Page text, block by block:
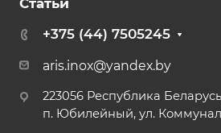
Статьи
+375 (44) 7505245
aris.inox@yandex.by
223056 Республика
п. Юбилейный, ул.